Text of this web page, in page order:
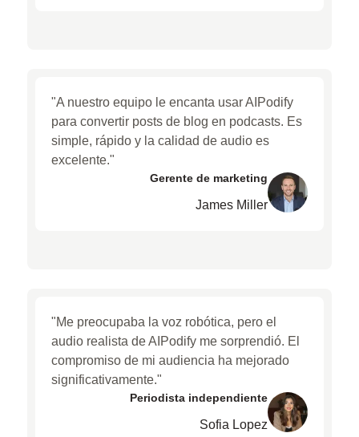
"A nuestro equipo le encanta usar AIPodify
para convertir posts de blog en podcasts. Es
simple, rápido y la calidad de audio es
excelente."
Gerente de marketing
James Miller
"Me preocupaba la voz robótica, pero el
audio realista de AIPodify me sorprendió. El
compromiso de mi audiencia ha mejorado
significativamente."
Periodista independiente
Sofia Lopez